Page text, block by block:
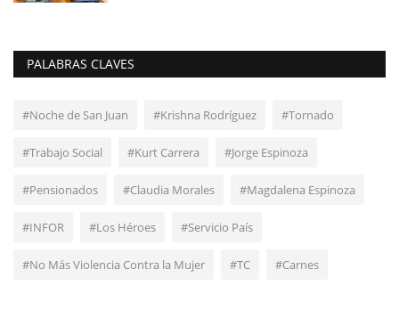
PALABRAS CLAVES
#Noche de San Juan #Krishna Rodríguez #Tornado
#Trabajo Social #Kurt Carrera #Jorge Espinoza
#Pensionados #Claudia Morales #Magdalena Espinoza
#INFOR #Los Héroes #Servicio País
#No Más Violencia Contra la Mujer #TC #Carnes